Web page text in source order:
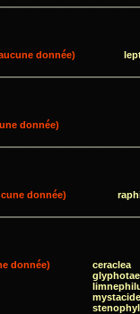
donnée)
donnée)
donnée)
donnée)
ceraclea